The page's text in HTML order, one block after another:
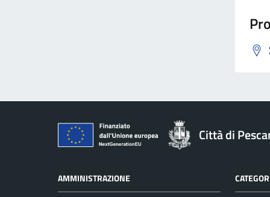
Città di
AMMINISTRAZIONE